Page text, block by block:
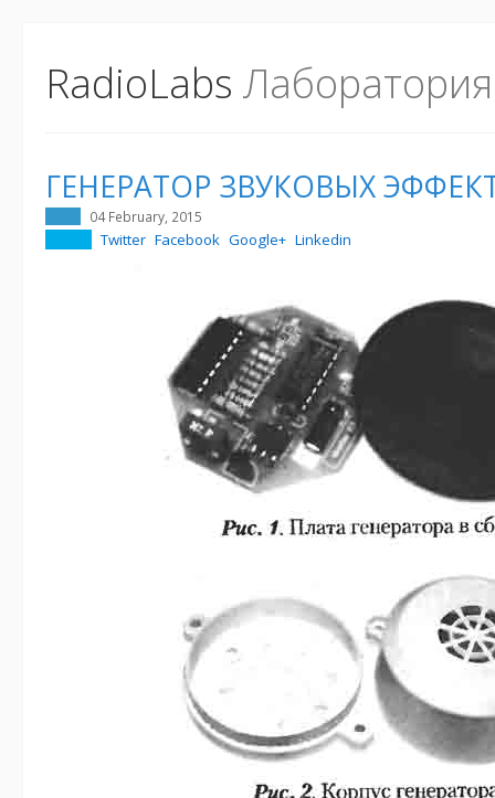
RadioLabs
ГЕНЕРАТОР ЗВУКОВЫХ
04 February, 2015
Twitter Facebook Google+ Linkedin